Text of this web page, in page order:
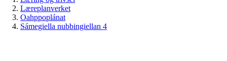
Læreplanverket
Oahppoplánat
Sámegiella nubbingiellan 4